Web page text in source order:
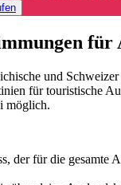
für
und
für touristische
möglich.
der für die gesamte